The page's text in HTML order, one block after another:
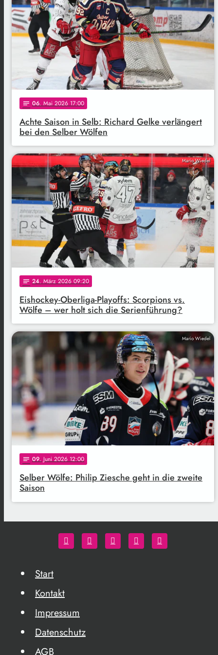
notes 06. Mai 2026 17:00
Achte Saison in Selb: Richard Gelke verlängert
bei den Selber Wölfen
Mario Wiedel
notes 24. März 2026 09:20
Eishockey-Oberliga-Playoffs: Scorpions vs.
Wölfe – wer holt sich die Serienführung?
Mario Wiedel
notes 09. Juni 2026 12:00
Selber Wölfe: Philip Ziesche geht in die zweite
Saison
Start
Kontakt
Impressum
Datenschutz
AGB